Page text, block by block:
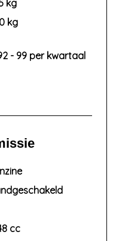
kg
kg
- 99 per kwartaal
cc